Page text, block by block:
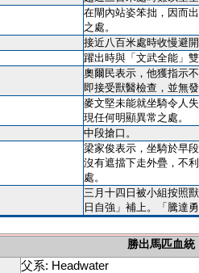
在閘內站姿笨拙，因而
之處。
接近八百米處時收慢避
躍出時與「文武全能」
奧爾民表示，他獲指示
即接受獸醫檢查，並無
麥文堅未能就坐騎令人
現任何明顯異常之處。
中段搶口。
梁家俊表示，坐騎於早
沒有遮擋下走外疊，不
處。
三月十四日被小組按照
日自強」補上。「騰達
勝出馬匹血統
父系: Headwater